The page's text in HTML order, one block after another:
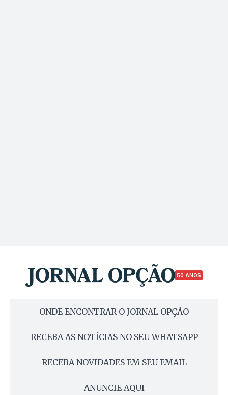
50 ANOS
ONDE ENCONTRAR O JORNAL OPÇÃO
RECEBA AS NOTÍCIAS NO SEU WHATSAPP
RECEBA NOVIDADES EM SEU EMAIL
ANUNCIE AQUI